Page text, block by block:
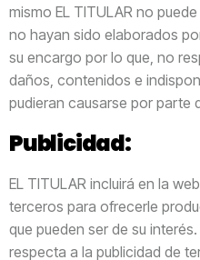
mismo EL TITULAR no
no hayan sido elaborados
su encargo por lo que, no
daños, contenidos e
pudieran causarse por parte
Publicidad:
EL TITULAR incluirá en la
terceros para ofrecerle
que pueden ser de su
respecta a la publicidad de